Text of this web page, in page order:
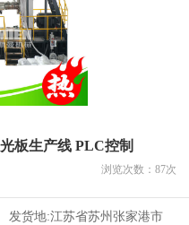
板生产线 PLC控制
浏览次数： 87次
发货地:江苏省苏州张家港市